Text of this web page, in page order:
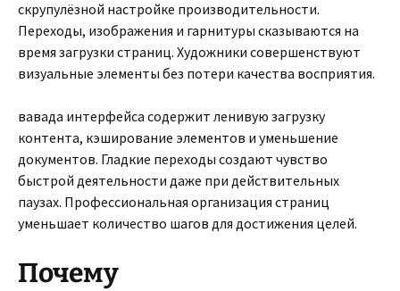
скрупулёзной настройке производительности.
Переходы, изображения и гарнитуры сказываются на
время загрузки страниц. Художники совершенствуют
визуальные элементы без потери качества восприятия.
вавада интерфейса содержит ленивую загрузку
контента, кэширование элементов и уменьшение
документов. Гладкие переходы создают чувство
быстрой деятельности даже при действительных
паузах. Профессиональная организация страниц
уменьшает количество шагов для достижения целей.
Почему